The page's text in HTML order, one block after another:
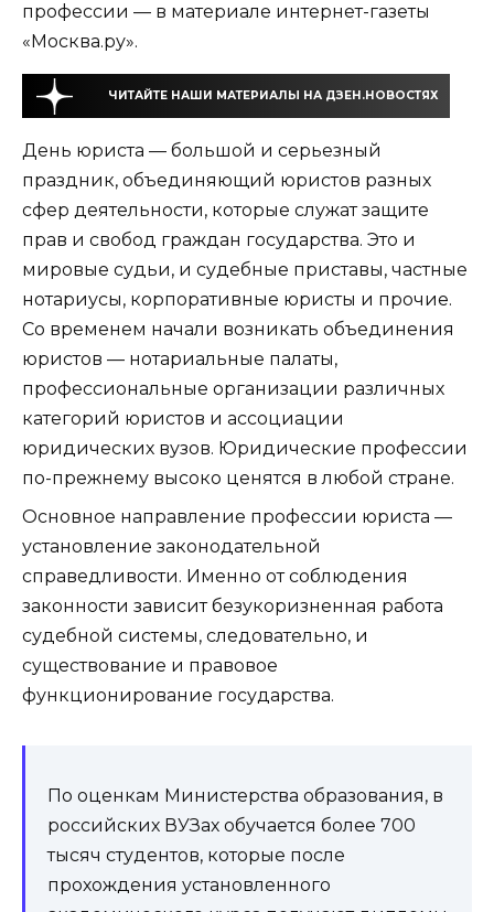
профессии — в материале интернет-газеты
«Москва.ру».
ЧИТАЙТЕ НАШИ МАТЕРИАЛЫ НА ДЗЕН.НОВОСТЯХ
День юриста — большой и серьезный
праздник, объединяющий юристов разных
сфер деятельности, которые служат защите
прав и свобод граждан государства. Это и
мировые судьи, и судебные приставы, частные
нотариусы, корпоративные юристы и прочие.
Со временем начали возникать объединения
юристов — нотариальные палаты,
профессиональные организации различных
категорий юристов и ассоциации
юридических вузов. Юридические профессии
по-прежнему высоко ценятся в любой стране.
Основное направление профессии юриста —
установление законодательной
справедливости. Именно от соблюдения
законности зависит безукоризненная работа
судебной системы, следовательно, и
существование и правовое
функционирование государства.
По оценкам Министерства образования, в
российских ВУЗах обучается более 700
тысяч студентов, которые после
прохождения установленного